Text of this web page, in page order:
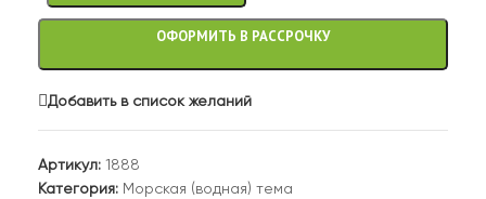
ОФОРМИТЬ В РАССРОЧКУ
Добавить в список желаний
Артикул: 1888
Категория: Морская (водная) тема